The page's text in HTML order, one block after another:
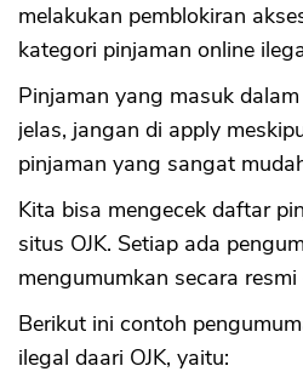
melakukan pemblokiran
kategori pinjaman online
Pinjaman yang masuk
jelas, jangan di apply
pinjaman yang sangat
Kita bisa mengecek daftar
situs OJK. Setiap ada
mengumumkan secara resmi
Berikut ini contoh
ilegal daari OJK, yaitu: